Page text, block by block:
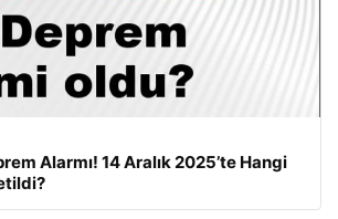
Alarmı! 14 Aralık 2025’te Hangi